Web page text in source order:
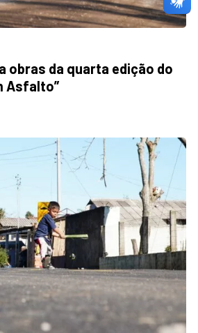
obras da quarta edição do
Asfalto”